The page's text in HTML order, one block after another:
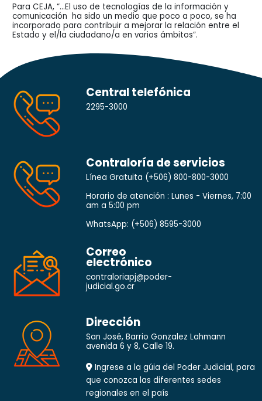
Para CEJA, “…El uso de tecnologías de la información y
comunicación ha sido un medio que poco a poco, se ha
incorporado para contribuir a mejorar la relación entre el
Estado y el/la ciudadano/a en varios ámbitos”.
Central telefónica
2295-3000
Contraloría de servicios
Línea Gratuita (+506) 800-800-3000
Horario de atención : Lunes - Viernes, 7:00
am a 5:00 pm
WhatsApp: (+506) 8595-3000
Correo
electrónico
contraloriapj@poder-
judicial.go.cr
Dirección
San José, Barrio Gonzalez Lahmann
avenida 6 y 8, Calle 19.
Ingrese a la gúia del Poder Judicial, para
que conozca las diferentes sedes
regionales en el país